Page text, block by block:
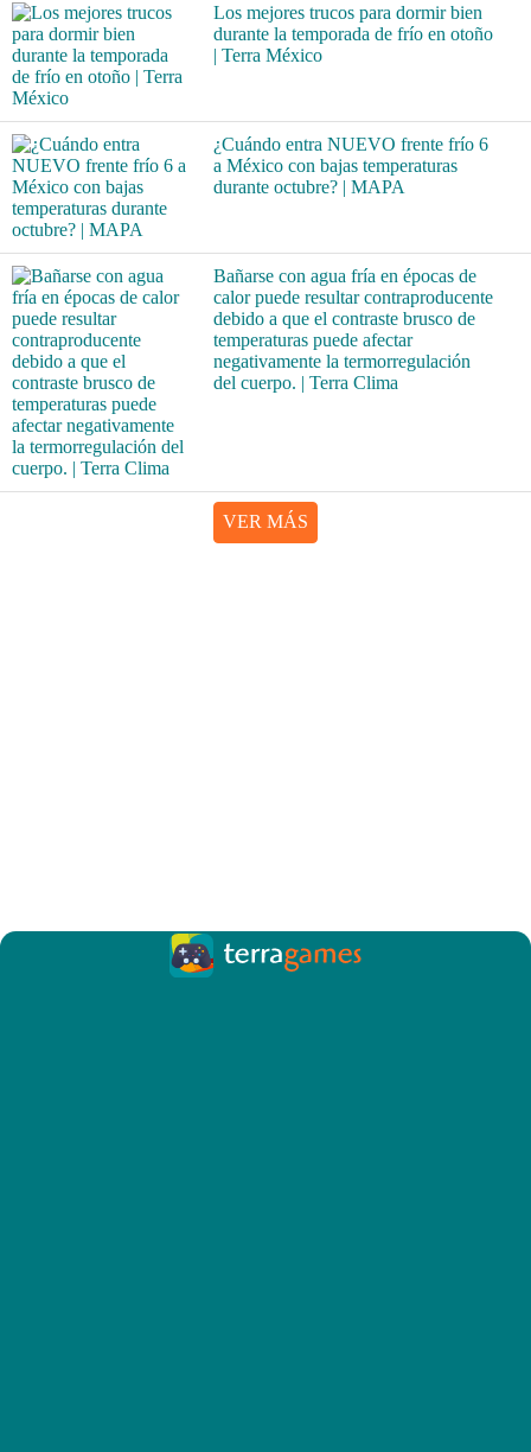
Los mejores trucos para dormir bien
durante la temporada de frío en otoño
| Terra México
¿Cuándo entra NUEVO frente frío 6
a México con bajas temperaturas
durante octubre? | MAPA
Bañarse con agua fría en épocas de
calor puede resultar contraproducente
debido a que el contraste brusco de
temperaturas puede afectar
negativamente la termorregulación
del cuerpo. | Terra Clima
VER MÁS